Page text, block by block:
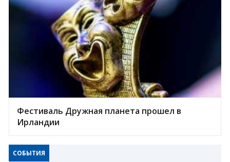
Фестиваль Дружная планета прошел в
Ирландии
СОБЫТИЯ